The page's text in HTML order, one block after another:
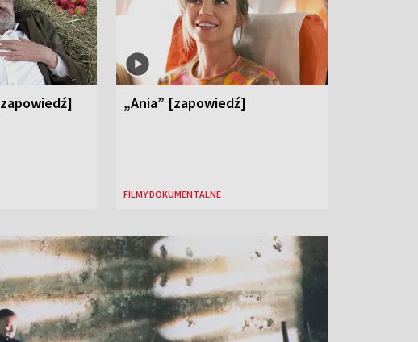
„Ania” [zapowiedź]
FILMY DOKUMENTALNE